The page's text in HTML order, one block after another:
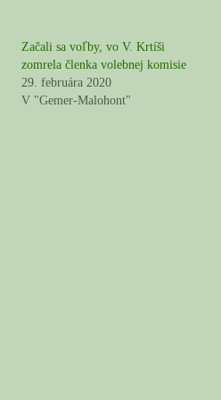
Začali sa voľby, vo V. Krtíši
zomrela členka volebnej komisie
29. februára 2020
V "Gemer-Malohont"